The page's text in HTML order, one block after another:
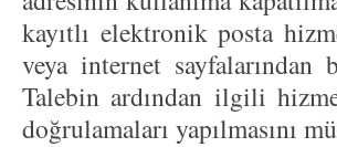
kayıtlı elektronik posta
veya internet
Talebin ardından ilgili
doğrulamaları yapılmasını